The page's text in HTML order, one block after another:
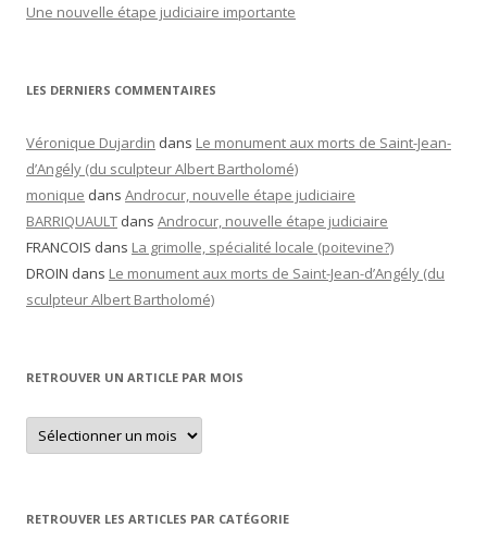
Une nouvelle étape judiciaire importante
LES DERNIERS COMMENTAIRES
Véronique Dujardin dans Le monument aux morts de Saint-Jean-
d’Angély (du sculpteur Albert Bartholomé)
monique dans Androcur, nouvelle étape judiciaire
BARRIQUAULT dans Androcur, nouvelle étape judiciaire
FRANCOIS dans La grimolle, spécialité locale (poitevine?)
DROIN dans Le monument aux morts de Saint-Jean-d’Angély (du
sculpteur Albert Bartholomé)
RETROUVER UN ARTICLE PAR MOIS
Retrouver
un
article
RETROUVER LES ARTICLES PAR CATÉGORIE